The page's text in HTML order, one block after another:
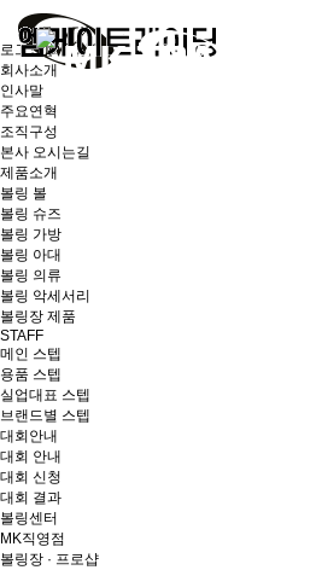
로그인 회원가입
회사소개
인사말
주요연혁
조직구성
본사 오시는길
제품소개
볼링 볼
볼링 슈즈
볼링 가방
볼링 아대
볼링 의류
볼링 악세서리
볼링장 제품
STAFF
메인 스텝
용품 스텝
실업대표 스텝
브랜드별 스텝
대회안내
대회 안내
대회 신청
대회 결과
볼링센터
MK직영점
볼링장 · 프로샵